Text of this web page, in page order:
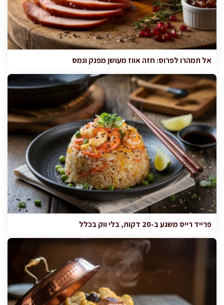
אל תמהרו לפרוס: חזה אווז מעושן מפנק ונמס
פרייד רייס משגע ב-20 דקות, בלי ווק בכלל